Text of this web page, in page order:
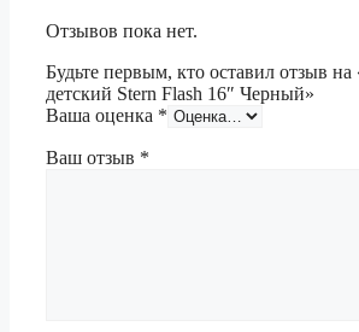
Отзывов пока нет.
Будьте первым, кто оставил отзыв
детский Stern Flash 16″ Черный»
Ваша оценка *
Ваш отзыв *